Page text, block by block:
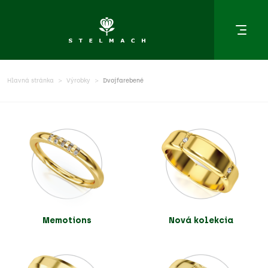
Hlavná stránka Výrobky Dvojfarebené
Memotions Nová kolekcia